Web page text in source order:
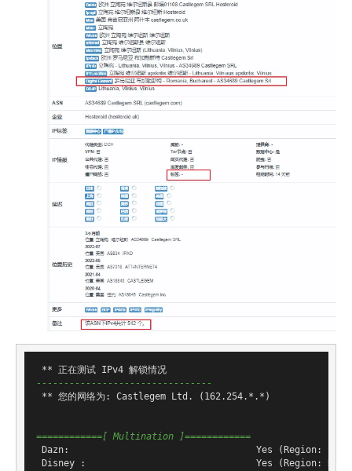
** 正在测试 IPv4 解锁情况
--------------------------------
** 您的网络为: Castlegem Ltd. (162.254.*.*)
============[ Multination ]============
Dazn:                                  Yes (Region: LT)
Disney :                               Yes (Region: RO)